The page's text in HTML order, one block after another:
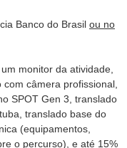
Banco do Brasil ou no
monitor da atividade,
câmera profissional,
SPOT Gen 3, translado
translado base do
(equipamentos,
o percurso), e até 15%